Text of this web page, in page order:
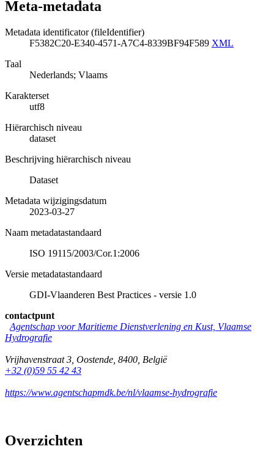
Meta-metadata
Metadata identificator (fileIdentifier)
F5382C20-E340-4571-A7C4-8339BF94F589 XML
Taal
Nederlands; Vlaams
Karakterset
utf8
Hiërarchisch niveau
dataset
Beschrijving hiërarchisch niveau
Dataset
Metadata wijzigingsdatum
2023-03-27
Naam metadatastandaard
ISO 19115/2003/Cor.1:2006
Versie metadatastandaard
GDI-Vlaanderen Best Practices - versie 1.0
contactpunt
Agentschap voor Maritieme Dienstverlening en Kust, Vlaamse
Hydrografie
Vrijhavenstraat 3 Oostende 8400 België
+32 (0)59 55 42 43
https://www.agentschapmdk.be/nl/vlaamse-hydrografie
Overzichten